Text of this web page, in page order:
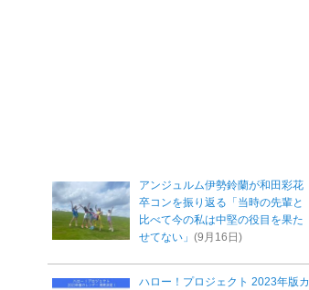
アンジュルム伊勢鈴蘭が和田彩花
卒コンを振り返る「当時の先輩と
比べて今の私は中堅の役目を果た
せてない」 (9月16日)
ハロー！プロジェクト 2023年版カ